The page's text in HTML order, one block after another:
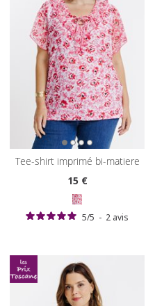
tee-shirt imprimé bi-matiere
15€
5/5 - 2 avis